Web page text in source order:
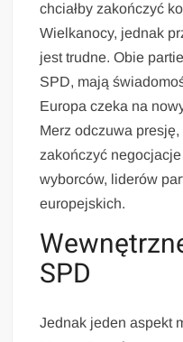
chciałby zakończyć
Wielkanocy, jednak
jest trudne. Obie
SPD, mają
Europa czeka na
Merz odczuwa
zakończyć
wyborców, liderów
europejskich.
SPD
Jednak jeden aspekt